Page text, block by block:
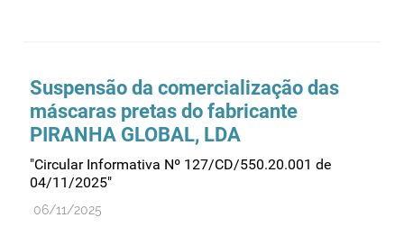
Suspensão da comercialização das
máscaras pretas do fabricante
PIRANHA GLOBAL, LDA
"Circular Informativa Nº 127/CD/550.20.001 de
04/11/2025"
06/11/2025